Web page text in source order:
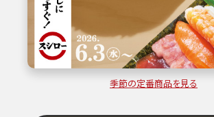
季節の定番商品を見る